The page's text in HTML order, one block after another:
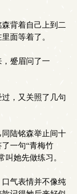
背着自己上到二
面等着了。
蹙眉问了一
，又关照了几句
陆铭森举止间十
一句“青梅竹
叫她先做练习。
气表情并不像纯